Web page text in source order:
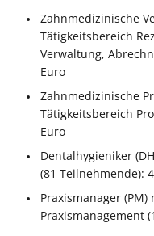
Zahnmedizinische
Tätigkeitsbereich
Verwaltung,
Euro
Zahnmedizinische
Tätigkeitsbereich
Euro
Dentalhygieniker
(81 Teilnehmende):
Praxismanager
Praxismanagement